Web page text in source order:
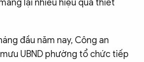
lại nhiều hiệu quả thiết
đầu năm nay, Công an
UBND phường tổ chức tiếp